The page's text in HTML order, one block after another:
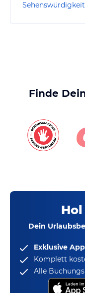
Finde
Dein
Exklusive
Komplett
Alle